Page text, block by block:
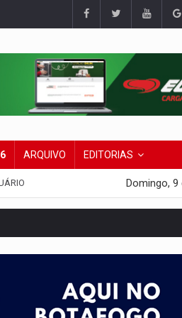
ARQUIVO EDITORIAS
Domingo,